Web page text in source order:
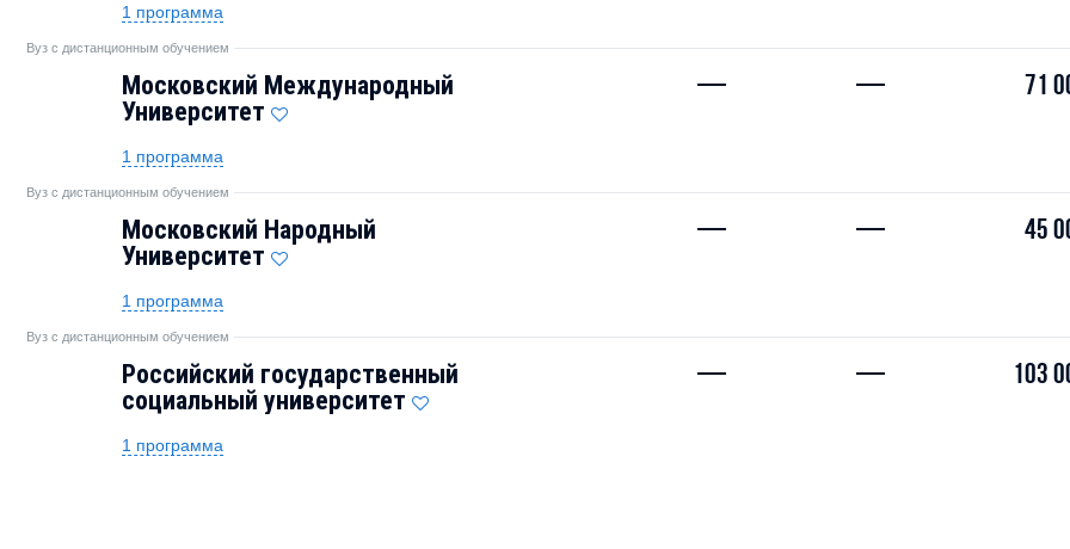
1 программа
Вуз с дистанционным обучением
Московский Международный
Университет
— — 71
1 программа
Вуз с дистанционным обучением
Московский Народный
Университет
— — 45
1 программа
Вуз с дистанционным обучением
Российский государственный
социальный университет
— — 103
1 программа